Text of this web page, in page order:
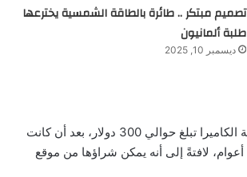
تصميم مبتكر .. طائرة بالطاقة الشمسية يخترعها
طلبة ألمانيون
ديسمبر 10, 2025
وأشارت إلى أن تكلفة الكاميرا تبلغ حوالي 300 دولار، بعد أن كانت
بـ15 ألف يورو قبل 4 أعوام، لافتةً إلى أنه يمكن شراؤها من موقع